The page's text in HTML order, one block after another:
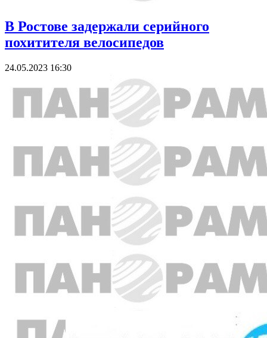
В Ростове задержали серийного
похитителя велосипедов
24.05.2023 16:30